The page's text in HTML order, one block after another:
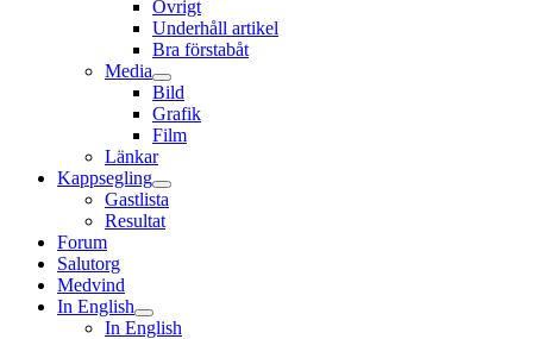
Övrigt
Underhåll artikel
Bra förstabåt
Media
Bild
Grafik
Film
Länkar
Kappsegling
Gastlista
Resultat
Forum
Salutorg
Medvind
In English
In English